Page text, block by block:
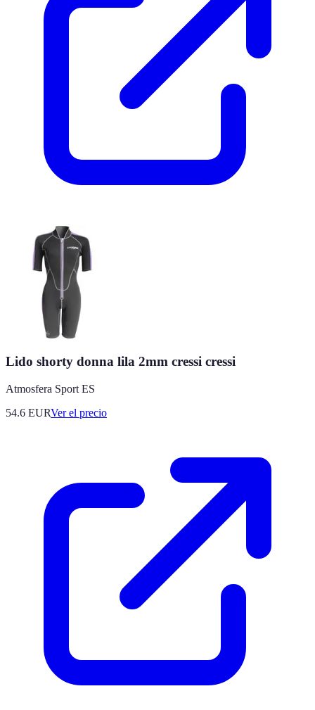
Lido shorty donna lila 2mm cressi cressi
Atmosfera Sport ES
54.6 EURVer el precio